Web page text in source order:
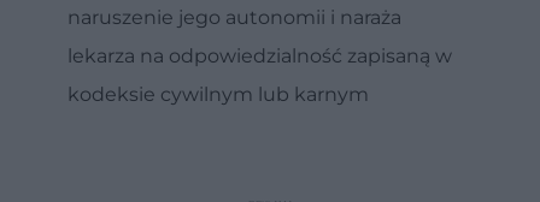
naruszenie jego autonomii i naraża
lekarza na odpowiedzialność zapisaną w
kodeksie cywilnym lub karnym